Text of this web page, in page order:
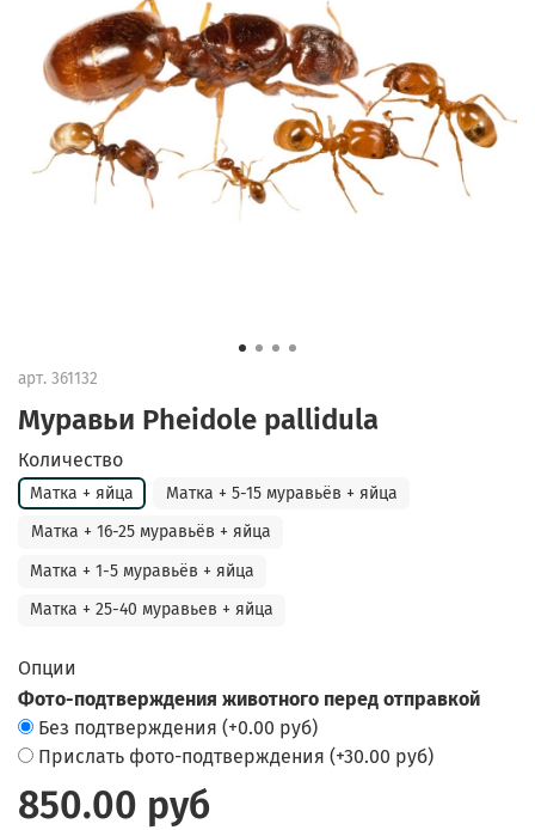
арт. 361132
Муравьи Pheidole pallidula
Количество
Матка + яйца
Матка + 5-15 муравьёв + яйца
Матка + 16-25 муравьёв + яйца
Матка + 1-5 муравьёв + яйца
Матка + 25-40 муравьев + яйца
Опции
Фото-подтверждения животного перед отправкой
Без подтверждения (+0.00 руб)
Прислать фото-подтверждения (+30.00 руб)
850.00 руб